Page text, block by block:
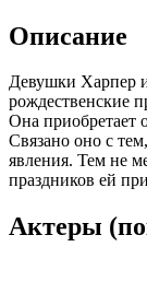
Описание
Девушки Харпер
рождественские
Она приобретает
Связано оно с
явления. Тем не
праздников ей
Актеры